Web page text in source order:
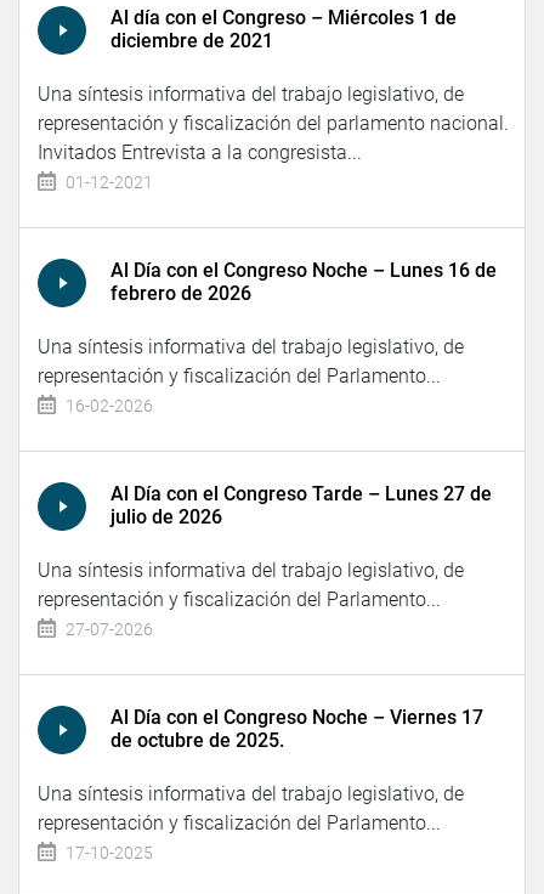
Al día con el Congreso – Miércoles 1 de
diciembre de 2021
Una síntesis informativa del trabajo legislativo, de
representación y fiscalización del parlamento nacional.
Invitados Entrevista a la congresista...
01-12-2021
Al Día con el Congreso Noche – Lunes 16 de
febrero de 2026
Una síntesis informativa del trabajo legislativo, de
representación y fiscalización del Parlamento...
16-02-2026
Al Día con el Congreso Tarde – Lunes 27 de
julio de 2026
Una síntesis informativa del trabajo legislativo, de
representación y fiscalización del Parlamento...
27-07-2026
Al Día con el Congreso Noche – Viernes 17
de octubre de 2025.
Una síntesis informativa del trabajo legislativo, de
representación y fiscalización del Parlamento...
17-10-2025